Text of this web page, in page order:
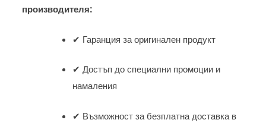
производителя:
✔ Гаранция за оригинален продукт
✔ Достъп до специални промоции и
намаления
✔ Възможност за безплатна доставка в